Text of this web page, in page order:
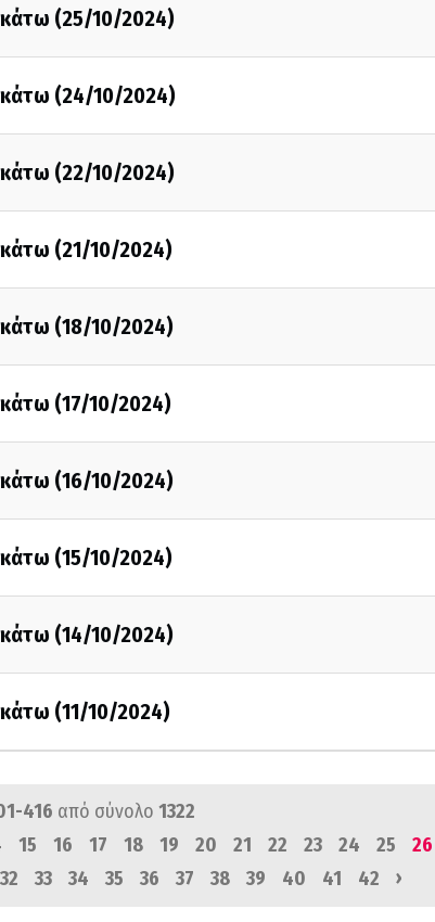
(25/10/2024)
(24/10/2024)
(22/10/2024)
(21/10/2024)
(18/10/2024)
(17/10/2024)
(16/10/2024)
(15/10/2024)
(14/10/2024)
(11/10/2024)
416 από σύνολο 1322
15 16 17 18 19 20 21 22 23 24 25
26
32 33 34 35 36 37 38 39 40 41 42 ›